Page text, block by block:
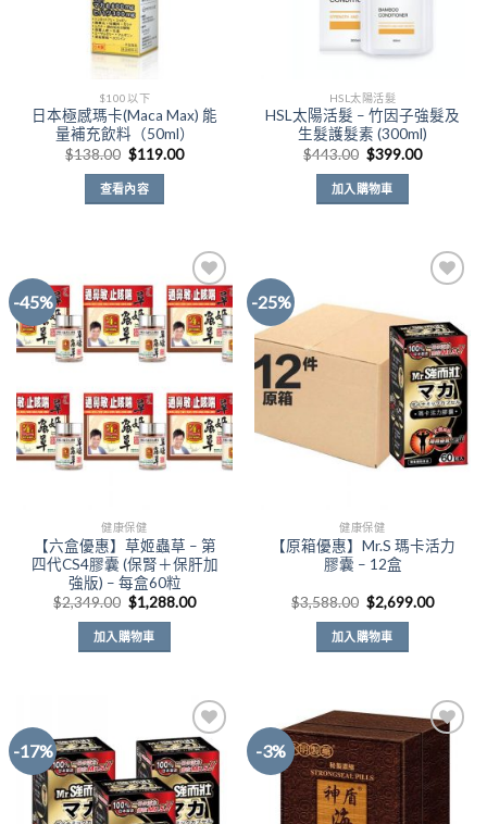
產
品
頁
選
擇
選
項
$100以下
日本極感瑪卡(Maca Max) 能
量補充飲料（50ml）
$138.00 原
始
價
格：
$138.00。
$119.00目
查看內容
HSL太陽活髮
HSL太陽活髮 – 竹因子強髮及
生髮護髮素 (300ml)
$443.00 原
始
價
格：
$443.00。
$399.00目
加入購物車
-45%
Add to
Wishlist
健康保健
【六盒優惠】草姬蟲草 – 第
四代CS4膠囊 (保腎＋保肝加
強版) – 每盒60粒
$2,349.00 原
始
價
格：
$2,349.00。
$1,288.00目
加入購物車
-25%
Add to
Wishlist
健康保健
【原箱優惠】Mr.S 瑪卡活力
膠囊 – 12盒
$3,588.00 原
始
價
格：
$3,588.00。
$2,699.00目
加入購物車
-17%
Add to
Wishlist
-3%
Add to